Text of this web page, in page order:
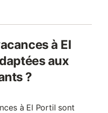
à El
aux
?
à El Portil sont